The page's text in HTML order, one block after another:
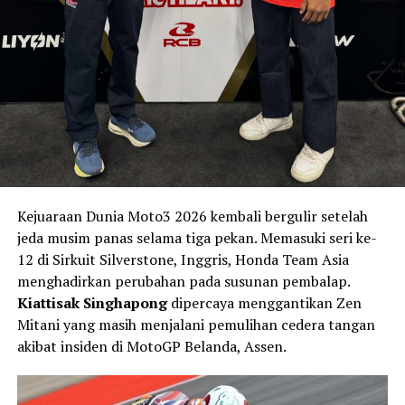
Prestasi ini bukan sekadar angka di papan klasemen —
kisah tentang mimpi anak bangsa yang kini
melaju di lintasan global.
Arai Agaska telah menorehkan sejarah, menjadi simbol
bahwa
generasi muda Indonesia siap bersaing di
panggung motorsport internasional.
MEDIA OTOMOTIF INDONESIA
NGASPAL TV RACE
UP NEXT
Yamaha XSR900 GP 2026: Nostalgia Grand Prix yang
Hidup Kembali untuk Hormati “The King” Kenny Roberts
DON'T MISS
Seleksi Red Bull MotoGP Rookies Cup 2026: Dari 113
Bakat Dunia, Hanya 8 yang Terpilih!
Kejuaraan Dunia Moto3 2026 kembali bergulir setelah
jeda musim panas selama tiga pekan. Memasuki seri ke-
12 di Sirkuit Silverstone, Inggris, Honda Team Asia
menghadirkan perubahan pada susunan pembalap.
Kiattisak Singhapongdipercaya menggantikan Zen
Mitani yang masih menjalani pemulihan cedera tangan
akibat insiden di MotoGP Belanda, Assen.